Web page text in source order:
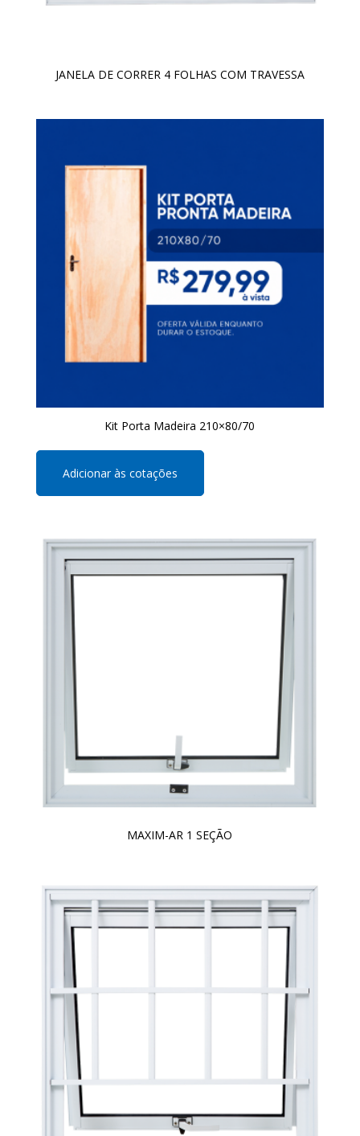
JANELA DE CORRER 4 FOLHAS COM TRAVESSA
Kit Porta Madeira 210×80/70
Adicionar às cotações
MAXIM-AR 1 SEÇÃO